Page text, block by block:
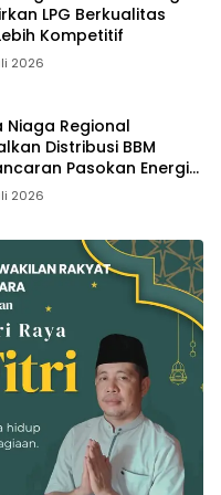
LPG Berkualitas
Kompetitif
2026
Niaga Regional
Distribusi BBM
Pasokan Energi
Sulawesi
2026